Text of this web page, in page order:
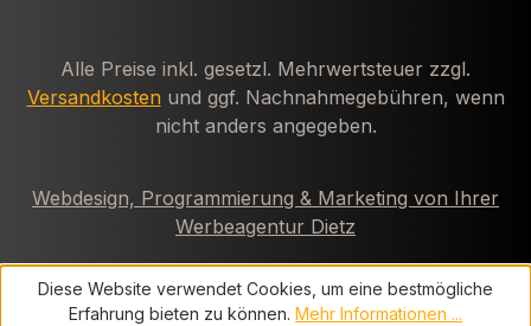
Alle Preise inkl. gesetzl. Mehrwertsteuer zzgl.
Versandkosten und ggf. Nachnahmegebühren, wenn
nicht anders angegeben.
Webdesign, Programmierung & Marketing von Ihrer
Werbeagentur Dietz
Diese Website verwendet Cookies, um eine bestmögliche
Erfahrung bieten zu können. Mehr Informationen ...